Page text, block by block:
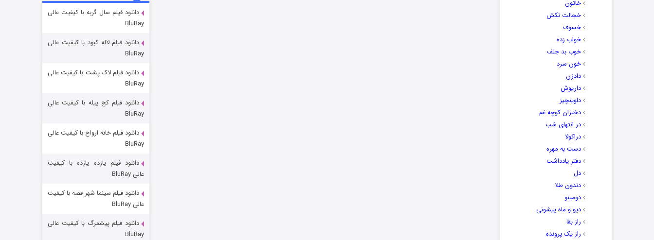
خاتون
خجالت نکش
خسوف
خواب زده
خوب بد جلف
خون سرد
دادزن
داریوش
داوینچیز
دختران کوچه غم
در انتهای شب
دراکولا
دست به مهره
دفتر یادداشت
دل
دندون طلا
دومینو
دیو و ماه پیشونی
راز بقا
راز یک پرونده
شوگر فصل ۲
قسمت
خاندان اژدها فصل ۳
دانلود فیلم سال گربه با کیفیت عالی
BluRay
دانلود فیلم لاله کبود با کیفیت عالی
BluRay
دانلود فیلم لاک پشت با کیفیت عالی
BluRay
دانلود فیلم کج‌ پیله با کیفیت عالی
BluRay
دانلود فیلم خانه ارواح با کیفیت عالی
BluRay
دانلود فیلم یازده یازده با کیفیت
عالی BluRay
دانلود فیلم سینما شهر قصه با کیفیت
عالی BluRay
دانلود فیلم پیشمرگ با کیفیت عالی
BluRay